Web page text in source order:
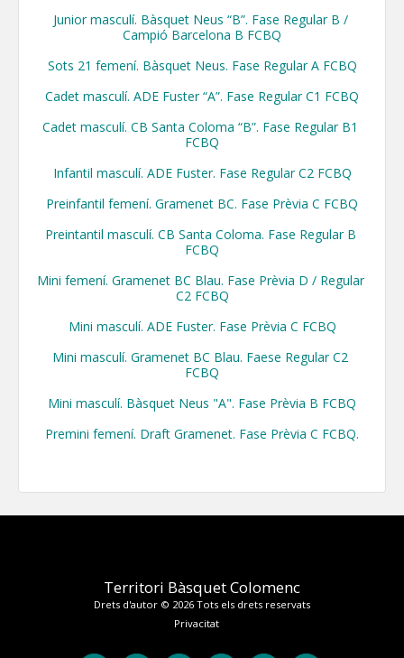
Junior masculí. Bàsquet Neus “B”. Fase Regular B /
Campió Barcelona B FCBQ
Sots 21 femení. Bàsquet Neus. Fase Regular A FCBQ
Cadet masculí. ADE Fuster “A”. Fase Regular C1 FCBQ
Cadet masculí. CB Santa Coloma “B”. Fase Regular B1
FCBQ
Infantil masculí. ADE Fuster. Fase Regular C2 FCBQ
Preinfantil femení. Gramenet BC. Fase Prèvia C FCBQ
Preintantil masculí. CB Santa Coloma. Fase Regular B
FCBQ
Mini femení. Gramenet BC Blau. Fase Prèvia D / Regular
C2 FCBQ
Mini masculí. ADE Fuster. Fase Prèvia C FCBQ
Mini masculí. Gramenet BC Blau. Faese Regular C2
FCBQ
Mini masculí. Bàsquet Neus "A". Fase Prèvia B FCBQ
Premini femení. Draft Gramenet. Fase Prèvia C FCBQ.
Territori Bàsquet Colomenc
Drets d'autor © 2026 Tots els drets reservats
Privacitat